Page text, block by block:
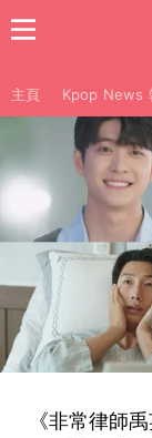
主頁 Kpop News
《非常律師